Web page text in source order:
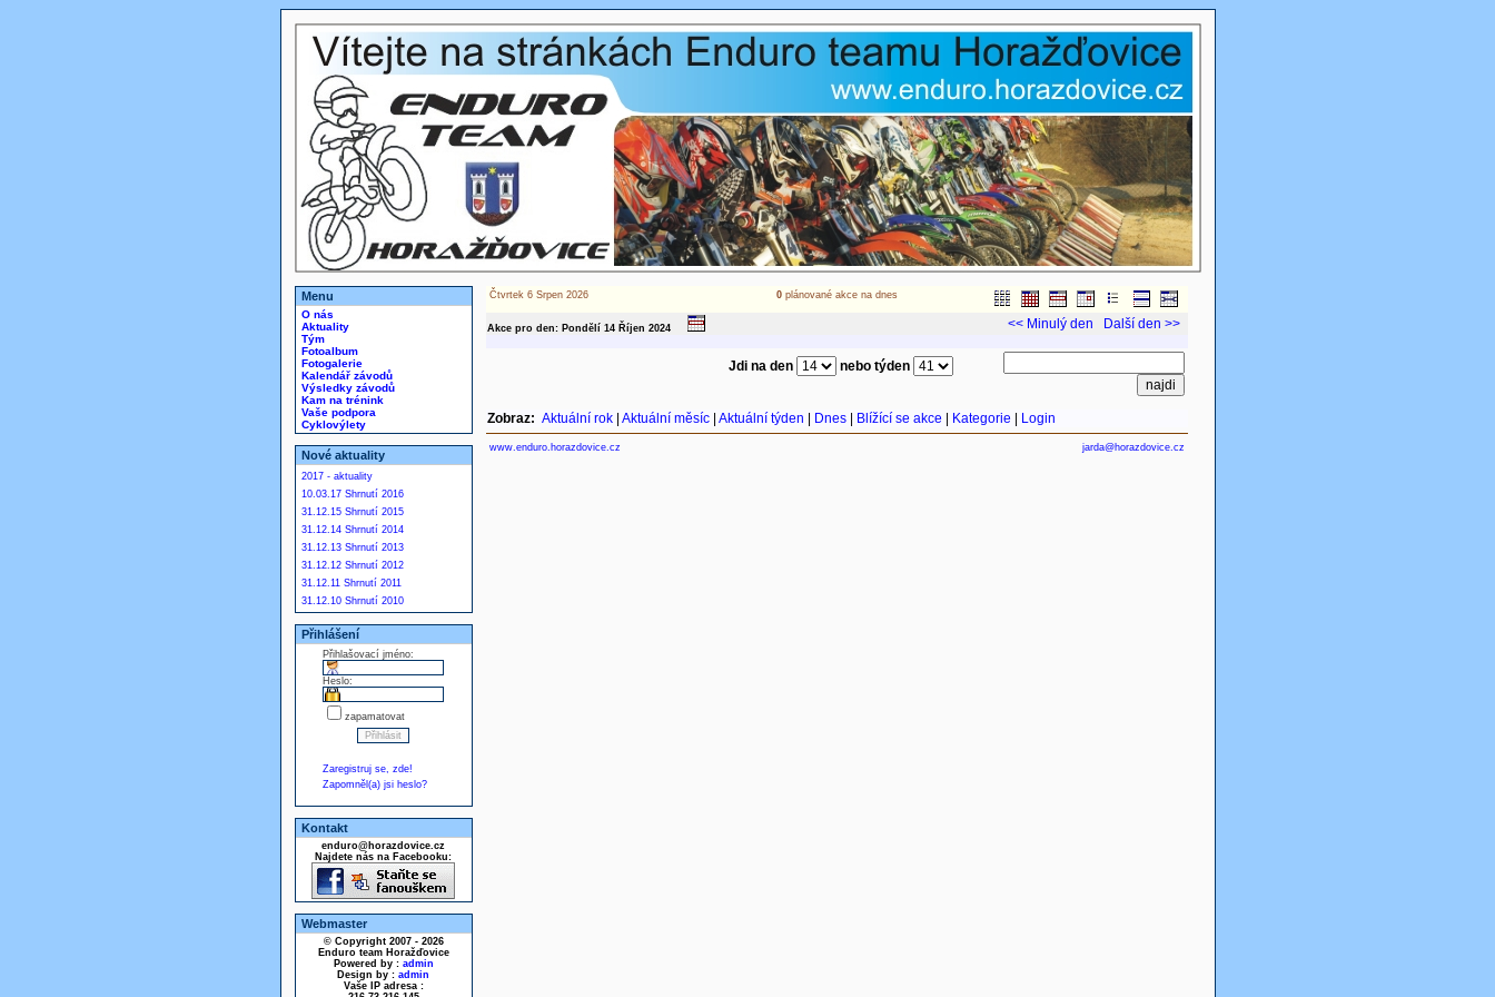
Menu
O nás
Aktuality
Tým
Fotoalbum
Fotogalerie
Kalendář závodů
Výsledky závodů
Kam na trénink
Vaše podpora
Cyklovýlety
Nové aktuality
2017 - aktuality
10.03.17 Shrnutí 2016
31.12.15 Shrnutí 2015
31.12.14 Shrnutí 2014
31.12.13 Shrnutí 2013
31.12.12 Shrnutí 2012
31.12.11 Shrnutí 2011
31.12.10 Shrnutí 2010
Přihlášení
Přihlašovací jméno:
Heslo:
zapamatovat
Zaregistruj se, zde!
Zapomněl(a) jsi heslo?
Kontakt
enduro@horazdovice.cz
Najdete nás na Facebooku:
Webmaster
© Copyright 2007 - 2026
Enduro team Horažďovice
Powered by : admin
Design by : admin
Vaše IP adresa :
Čtvrtek 6 Srpen 2026 0 plánované akce na dnes
Akce pro den: Pondělí 14 Říjen 2024 << Minulý den Další den >>
Jdi na den nebo týden
Zobraz: Aktuální rok| Aktuální měsíc| Aktuální týden Dnes| Blížící se akce Kategorie Login
www.enduro.horazdovice.cz jarda@horazdovice.cz